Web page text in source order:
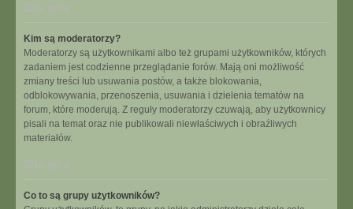
Na górę
Kim są moderatorzy?
Moderatorzy są użytkownikami albo też grupami użytkowników, których
zadaniem jest codzienne przeglądanie forów. Mają oni możliwość
zmiany treści lub usuwania postów, a także blokowania,
odblokowywania, przenoszenia, usuwania i dzielenia tematów na
forum, które moderują. Z reguły moderatorzy czuwają, aby użytkownicy
pisali na temat oraz nie publikowali niewłaściwych i obraźliwych
materiałów.
Na górę
Co to są grupy użytkowników?